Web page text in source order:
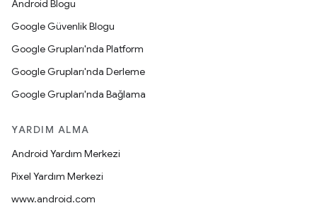
Android Blogu
Google Güvenlik Blogu
Google Grupları'nda Platform
Google Grupları'nda Derleme
Google Grupları'nda Bağlama
YARDIM ALMA
Android Yardım Merkezi
Pixel Yardım Merkezi
www.android.com